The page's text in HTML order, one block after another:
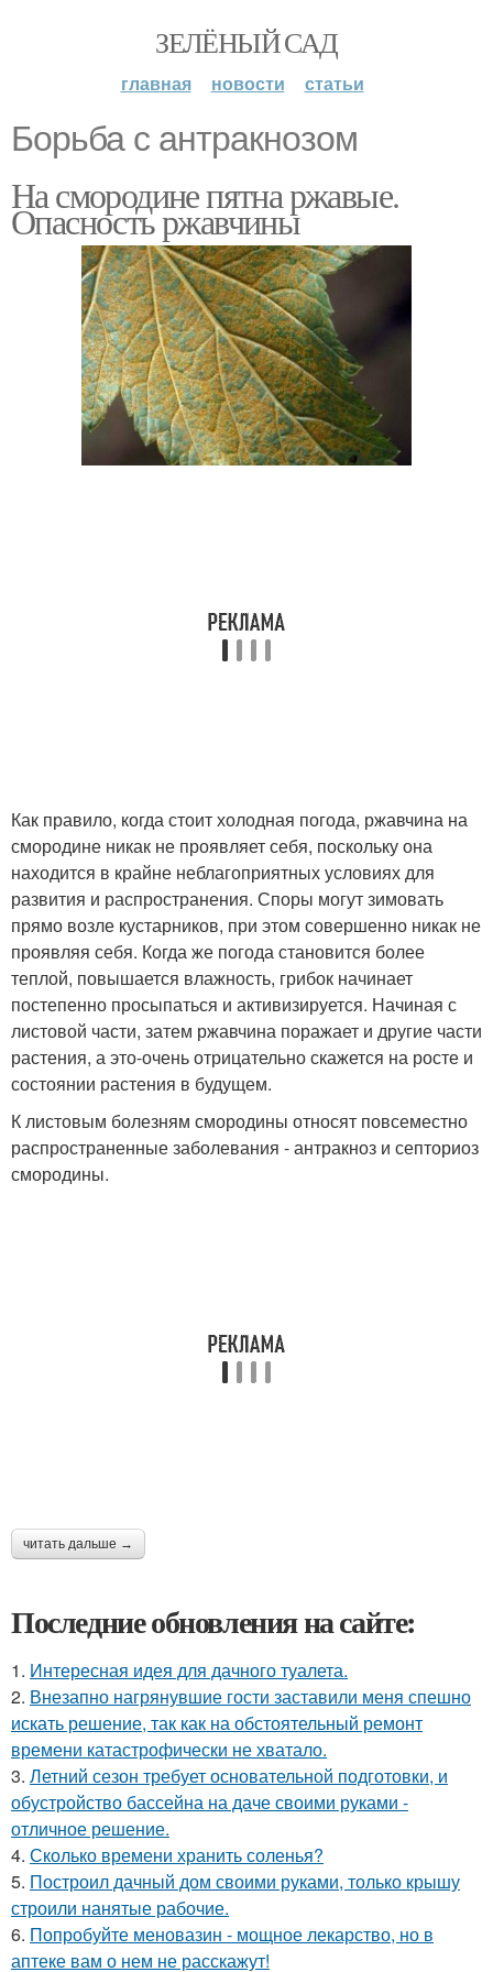
ЗЕЛЁНЫЙ САД
главная новости статьи
Борьба с антракнозом
На смородине пятна ржавые.
Опасность ржавчины
Как правило, когда стоит холодная погода, ржавчина на
смородине никак не проявляет себя, поскольку она
находится в крайне неблагоприятных условиях для
развития и распространения. Споры могут зимовать
прямо возле кустарников, при этом совершенно никак не
проявляя себя. Когда же погода становится более
теплой, повышается влажность, грибок начинает
постепенно просыпаться и активизируется. Начиная с
листовой части, затем ржавчина поражает и другие части
растения, а это-очень отрицательно скажется на росте и
состоянии растения в будущем.
К листовым болезням смородины относят повсеместно
распространенные заболевания - антракноз и септориоз
смородины.
читать дальше →
Последние обновления на сайте:
1. Интересная идея для дачного туалета.
2. Внезапно нагрянувшие гости заставили меня спешно
искать решение, так как на обстоятельный ремонт
времени катастрофически не хватало.
3. Летний сезон требует основательной подготовки, и
обустройство бассейна на даче своими руками -
отличное решение.
4. Сколько времени хранить соленья?
5. Построил дачный дом своими руками, только крышу
строили нанятые рабочие.
6. Попробуйте меновазин - мощное лекарство, но в
аптеке вам о нем не расскажут!